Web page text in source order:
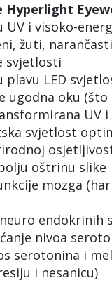
i visoko-
žuti,
svjetlosti
LED
ugodna oku (što
UV i
svjetlost
oštrinu slike
mozga
endokrinih
nivoa
serotonina i
i nesanicu)